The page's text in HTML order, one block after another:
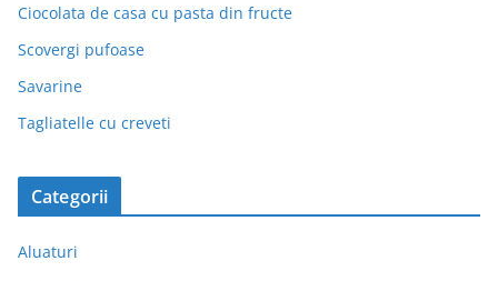
Ciocolata de casa cu pasta din fructe
Scovergi pufoase
Savarine
Tagliatelle cu creveti
Categorii
Aluaturi